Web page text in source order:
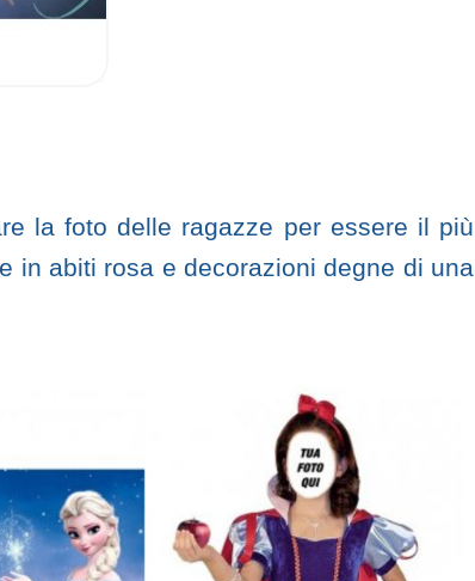
la foto delle ragazze per essere il più
in abiti rosa e decorazioni degne di una